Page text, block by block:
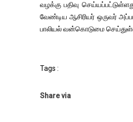
வழக்கு பதிவு
வேண்டிய ஆசிரியர் ஒருவர்
பாலியல் வன்கொடுமை
Tags :
Share via